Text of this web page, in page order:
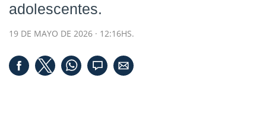
adolescentes.
19 DE MAYO DE 2026 · 12:16HS.